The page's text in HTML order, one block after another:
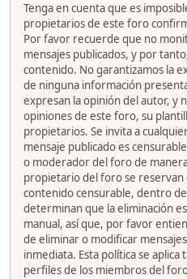
Tenga en cuenta que es
propietarios de este foro
Por favor recuerde que no
mensajes publicados, y por
contenido. No garantizamos la
de ninguna información
expresan la opinión del autor, y
opiniones de este foro, su
propietarios. Se invita a
mensaje publicado es
o moderador del foro de
propietario del foro se reservan
contenido censurable, dentro
determinan que la eliminación
manual, así que, por favor
de eliminar o modificar
inmediata. Esta política se
perfiles de los miembros del